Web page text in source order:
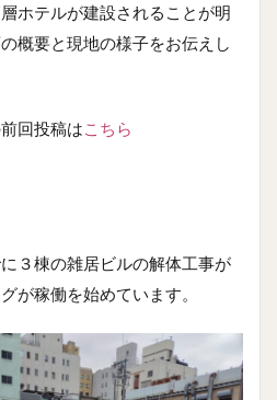
ホテルが建設されることが明
概要と現地の様子をお伝えし
回投稿は こちら
３棟の雑居ビルの解体工事が
が稼働を始めています。